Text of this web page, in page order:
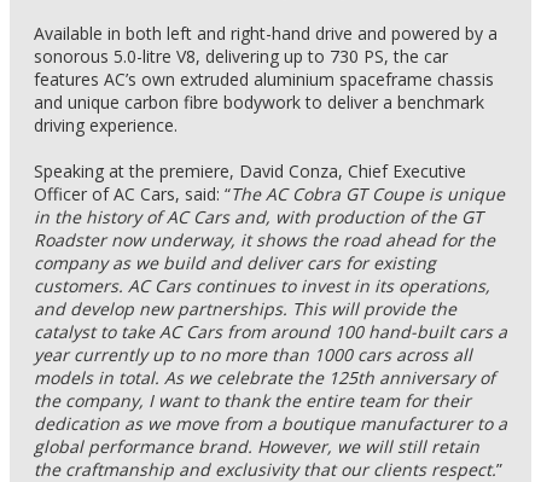
Available in both left and right-hand drive and powered by a
sonorous 5.0-litre V8, delivering up to 730 PS, the car
features AC’s own extruded aluminium spaceframe chassis
and unique carbon fibre bodywork to deliver a benchmark
driving experience.
Speaking at the premiere, David Conza, Chief Executive
Officer of AC Cars, said: “The AC Cobra GT Coupe is unique
in the history of AC Cars and, with production of the GT
Roadster now underway, it shows the road ahead for the
company as we build and deliver cars for existing
customers. AC Cars continues to invest in its operations,
and develop new partnerships. This will provide the
catalyst to take AC Cars from around 100 hand-built cars a
year currently up to no more than 1000 cars across all
models in total. As we celebrate the 125th anniversary of
the company, I want to thank the entire team for their
dedication as we move from a boutique manufacturer to a
global performance brand. However, we will still retain
the craftmanship and exclusivity that our clients respect.”